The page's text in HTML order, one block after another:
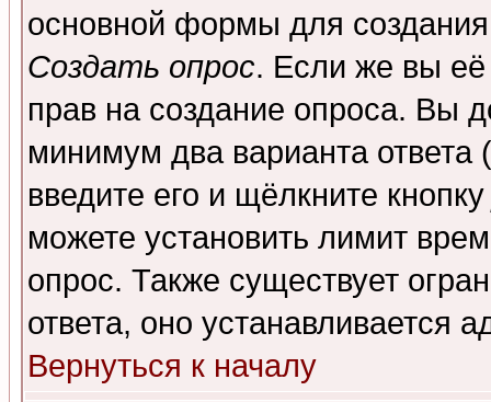
основной формы для
Создать опрос. Если же вы её
прав на создание опроса. Вы
минимум два варианта ответа
введите его и щёлкните
можете установить лимит
опрос. Также существует
ответа, оно устанавливается
Вернуться к началу